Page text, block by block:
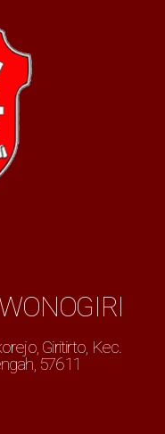
Giritirto, Kec.
57611